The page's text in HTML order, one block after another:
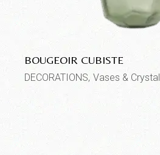
BOUGEOIR CUBISTE
DECORATIONS Vases & Crystal